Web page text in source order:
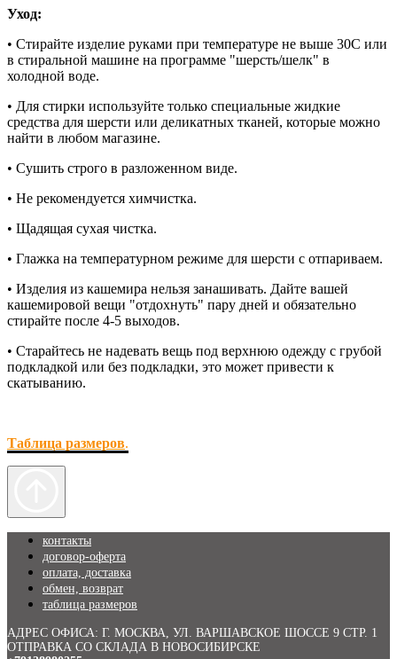
Уход:
• Стирайте изделие руками при температуре не выше 30С или
в стиральной машине на программе "шерсть/шелк" в
холодной воде.
• Для стирки используйте только специальные жидкие
средства для шерсти или деликатных тканей, которые можно
найти в любом магазине.
• Сушить строго в разложенном виде.
• Не рекомендуется химчистка.
• Щадящая сухая чистка.
• Глажка на температурном режиме для шерсти с отпариваем.
• Изделия из кашемира нельзя занашивать. Дайте вашей
кашемировой вещи "отдохнуть" пару дней и обязательно
стирайте после 4-5 выходов.
• Старайтесь не надевать вещь под верхнюю одежду с грубой
подкладкой или без подкладки, это может привести к
скатыванию.
Таблица размеров.
контакты
договор-оферта
оплата, доставка
обмен, возврат
таблица размеров
АДРЕС ОФИСА: Г. МОСКВА, УЛ. ВАРШАВСКОЕ ШОССЕ 9 СТР. 1
ОТПРАВКА СО СКЛАДА В НОВОСИБИРСКЕ